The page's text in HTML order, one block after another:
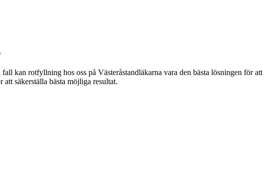
kan rotfyllning hos oss på Västeråstandläkarna vara den bästa lösningen för att
säkerställa bästa möjliga resultat.